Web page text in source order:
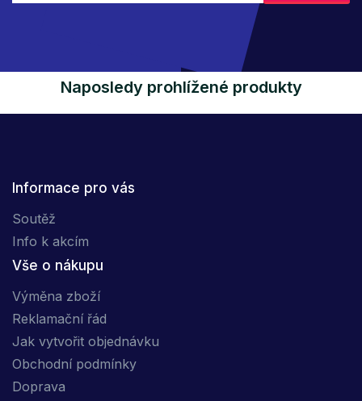
Naposledy prohlížené produkty
Informace pro vás
Soutěž
Info k akcím
Vše o nákupu
Výměna zboží
Reklamační řád
Jak vytvořit objednávku
Obchodní podmínky
Doprava